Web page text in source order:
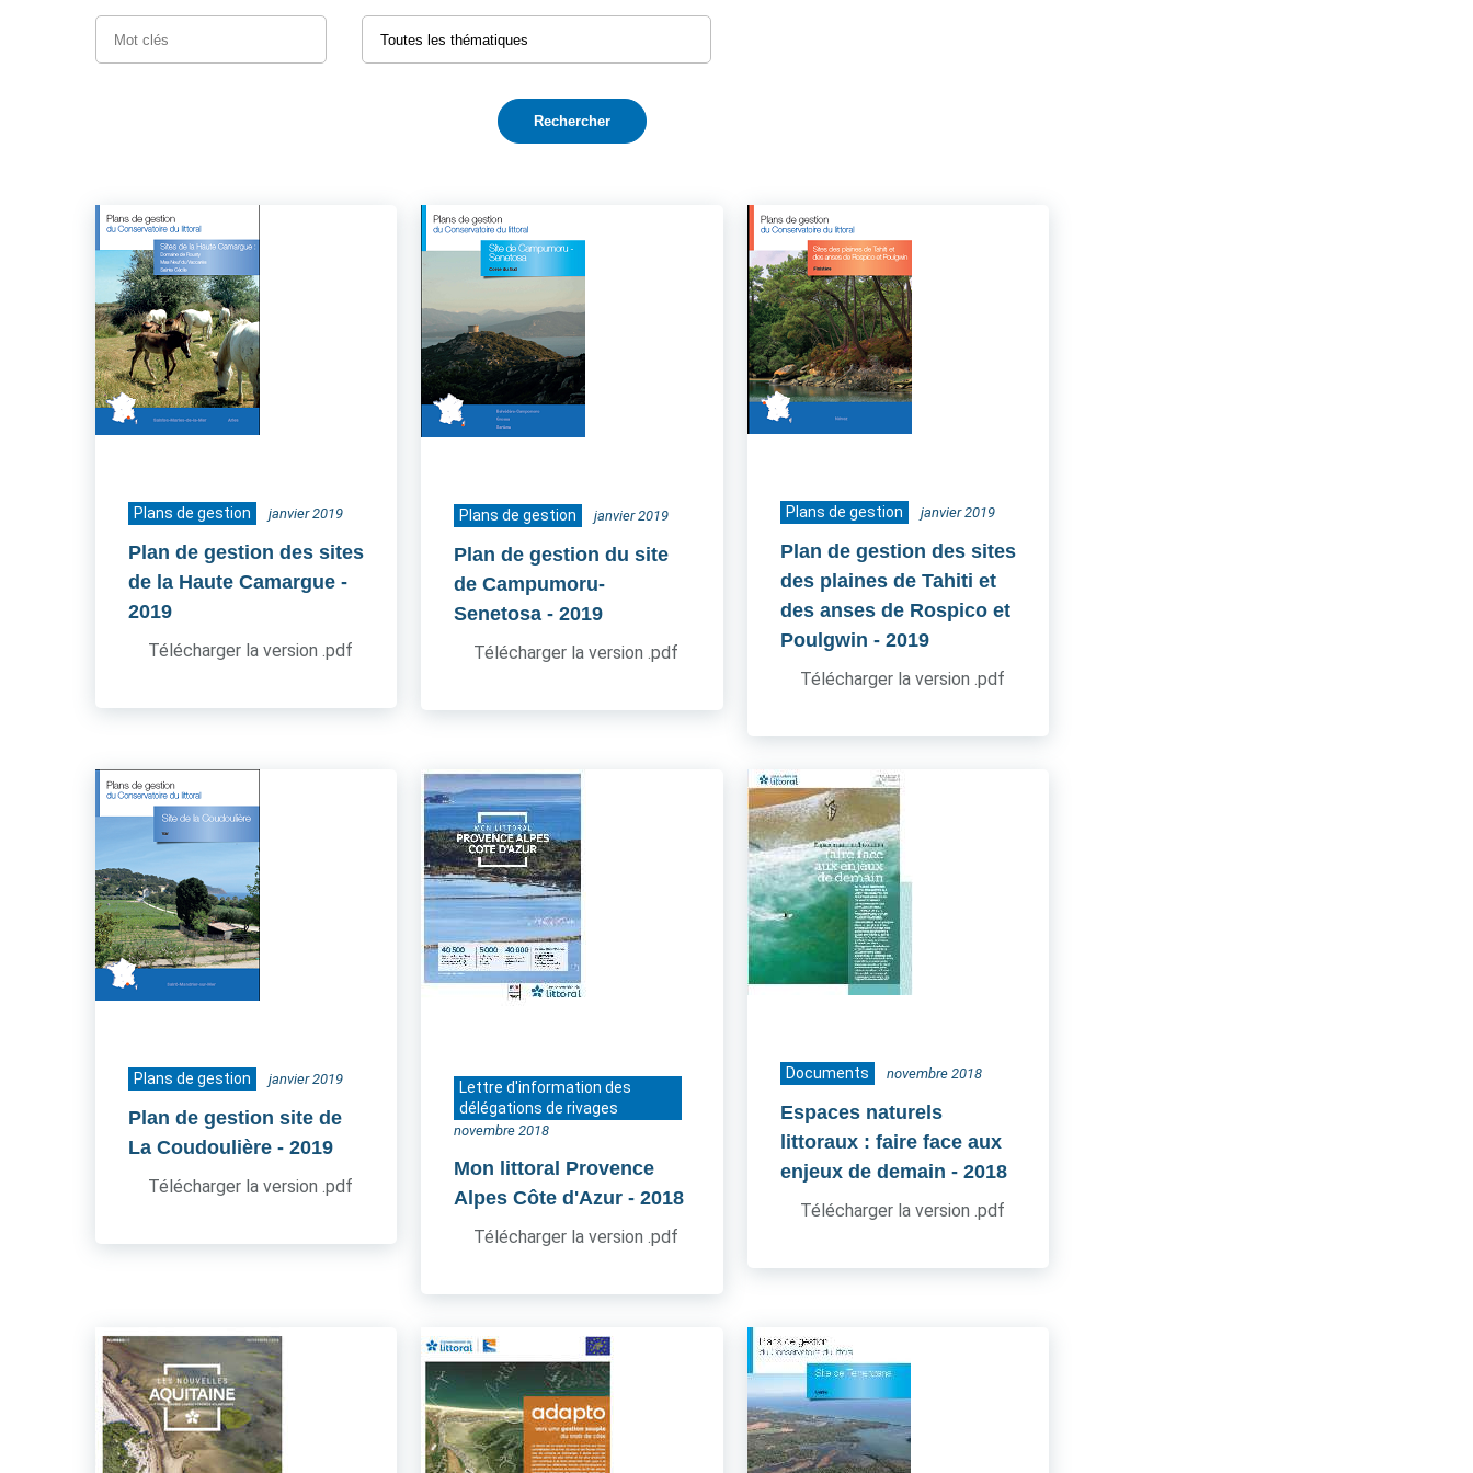
Plans de gestion janvier 2019
Plan de gestion des sites
de la Haute Camargue -
2019
Télécharger la version .pdf
Plans de gestion janvier 2019
Plan de gestion du site
de Campumoru-
Senetosa - 2019
Télécharger la version .pdf
Plans de gestion janvier 2019
Plan de gestion des sites
des plaines de Tahiti et
des anses de Rospico et
Poulgwin - 2019
Télécharger la version .pdf
Plans de gestion janvier 2019
Plan de gestion site de
La Coudoulière - 2019
Télécharger la version .pdf
Lettre d'information des
délégations de rivages
novembre 2018
Mon littoral Provence
Alpes Côte d'Azur - 2018
Télécharger la version .pdf
Documents novembre 2018
Espaces naturels
littoraux : faire face aux
enjeux de demain - 2018
Télécharger la version .pdf